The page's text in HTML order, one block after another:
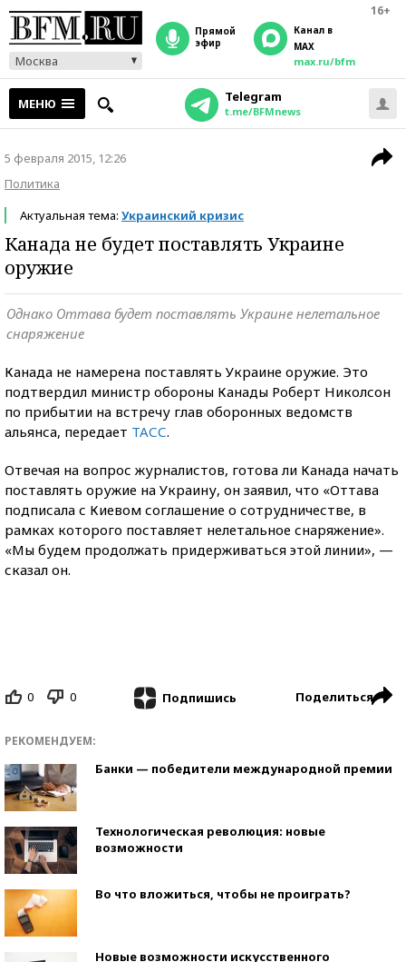
16+
Москва
прямой
эфир
Канал в
MAX
max.ru/bfm
МЕНЮ Telegram
t.me/BFMnews
5 февраля 2015, 12:26
Политика
Актуальная тема: Украинский кризис
Канада не будет поставлять Украине
оружие
Однако Оттава будет поставлять Украине нелетальное
снаряжение
Канада не намерена поставлять Украине оружие. Это
подтвердил министр обороны Канады Роберт Николсон
по прибытии на встречу глав оборонных ведомств
альянса, передает ТАСС.
Отвечая на вопрос журналистов, готова ли Канада начать
поставлять оружие на Украину, он заявил, что «Оттава
подписала с Киевом соглашение о сотрудничестве, в
рамках которого поставляет нелетальное снаряжение».
«Мы будем продолжать придерживаться этой линии», —
сказал он.
0 0 Подпишись Поделиться
РЕКОМЕНДУЕМ:
Банки — победители международной премии
Технологическая революция: новые
возможности
Во что вложиться, чтобы не проиграть?
Новые возможности искусственного